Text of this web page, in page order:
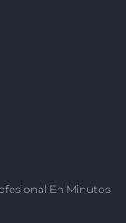
En Minutos